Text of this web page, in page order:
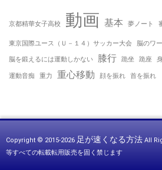
京都精華女子高校 動画 基本 夢ノート
東京国際ユース（Ｕ－１４）サッカー大会 脳のワ
脳を鍛えるには運動しかない 膝行 跪坐 跪座
運動音痴 重力 重心移動 顔を振れ 首を振れ
Copyright © 2015-2026 足が速くなる方法 All
等すべての転載転用販売を固く禁じます